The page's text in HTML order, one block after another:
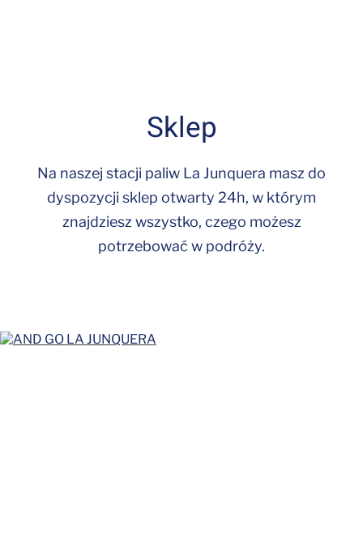
Sklep
Na naszej stacji paliw La Junquera masz do
dyspozycji sklep otwarty 24h, w którym
znajdziesz wszystko, czego możesz
potrzebować w podróży.